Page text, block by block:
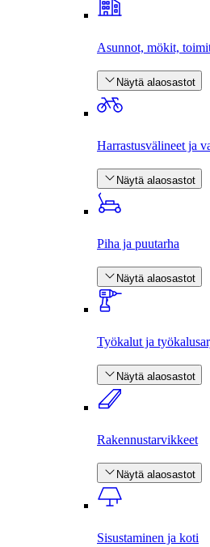
Asunnot, mökit,
Näytä alaosastot
Harrastus­välineet ja
Näytä alaosastot
Piha ja puutarha
Näytä alaosastot
Työkalut ja
Näytä alaosastot
Rakennus­tarvikkeet
Näytä alaosastot
Sisustaminen ja koti